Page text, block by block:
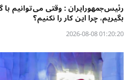
رئیس‌جمهورایران : وقتی می‌توانیم
بگیریم، چرا این کار را نکنیم؟
01:20:20 2026-08-08